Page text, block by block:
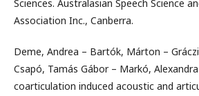
Sciences. Australasian Speech Science
Association Inc., Canberra.
Deme, Andrea – Bartók, Márton –
Csapó, Tamás Gábor – Markó,
coarticulation induced acoustic and